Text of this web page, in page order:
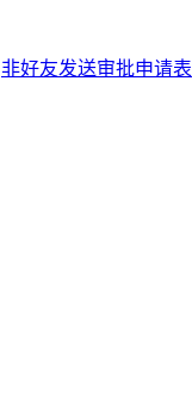
非好友发送审批申请表